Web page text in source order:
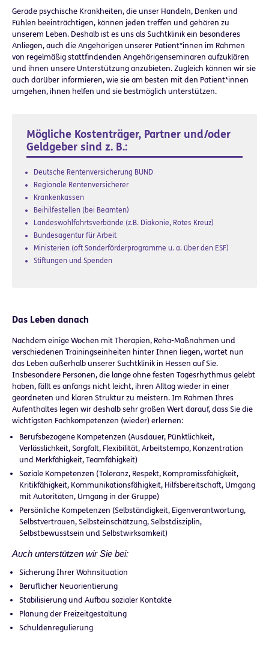
Gerade psychische Krankheiten, die unser Handeln, Denken und
Fühlen beeinträchtigen, können jeden treffen und gehören zu
unserem Leben. Deshalb ist es uns als Suchtklinik ein besonderes
Anliegen, auch die Angehörigen unserer Patient*innen im Rahmen
von regelmäßig stattfindenden Angehörigenseminaren aufzuklären
und ihnen unsere Unterstützung anzubieten. Zugleich können wir sie
auch darüber informieren, wie sie am besten mit den Patient*innen
umgehen, ihnen helfen und sie bestmöglich unterstützen.
Mögliche Kostenträger, Partner und/oder
Geldgeber sind z. B.:
Deutsche Rentenversicherung BUND
Regionale Rentenversicherer
Krankenkassen
Beihilfestellen (bei Beamten)
Landeswohlfahrtsverbände (z.B. Diakonie, Rotes Kreuz)
Bundesagentur für Arbeit
Ministerien (oft Sonderförderprogramme u. a. über den ESF)
Stiftungen und Spenden
Das Leben danach
Nachdem einige Wochen mit Therapien, Reha-Maßnahmen und
verschiedenen Trainingseinheiten hinter Ihnen liegen, wartet nun
das Leben außerhalb unserer Suchtklinik in Hessen auf Sie.
Insbesondere Personen, die lange ohne festen Tagesrhythmus gelebt
haben, fällt es anfangs nicht leicht, ihren Alltag wieder in einer
geordneten und klaren Struktur zu meistern. Im Rahmen Ihres
Aufenthaltes legen wir deshalb sehr großen Wert darauf, dass Sie die
wichtigsten Fachkompetenzen (wieder) erlernen:
Berufsbezogene Kompetenzen (Ausdauer, Pünktlichkeit,
Verlässlichkeit, Sorgfalt, Flexibilität, Arbeitstempo, Konzentration
und Merkfähigkeit, Teamfähigkeit)
Soziale Kompetenzen (Toleranz, Respekt, Kompromissfähigkeit,
Kritikfähigkeit, Kommunikationsfähigkeit, Hilfsbereitschaft, Umgang
mit Autoritäten, Umgang in der Gruppe)
Persönliche Kompetenzen (Selbständigkeit, Eigenverantwortung,
Selbstvertrauen, Selbsteinschätzung, Selbstdisziplin,
Selbstbewusstsein und Selbstwirksamkeit)
Auch unterstützen wir Sie bei:
Sicherung Ihrer Wohnsituation
Beruflicher Neuorientierung
Stabilisierung und Aufbau sozialer Kontakte
Planung der Freizeitgestaltung
Schuldenregulierung